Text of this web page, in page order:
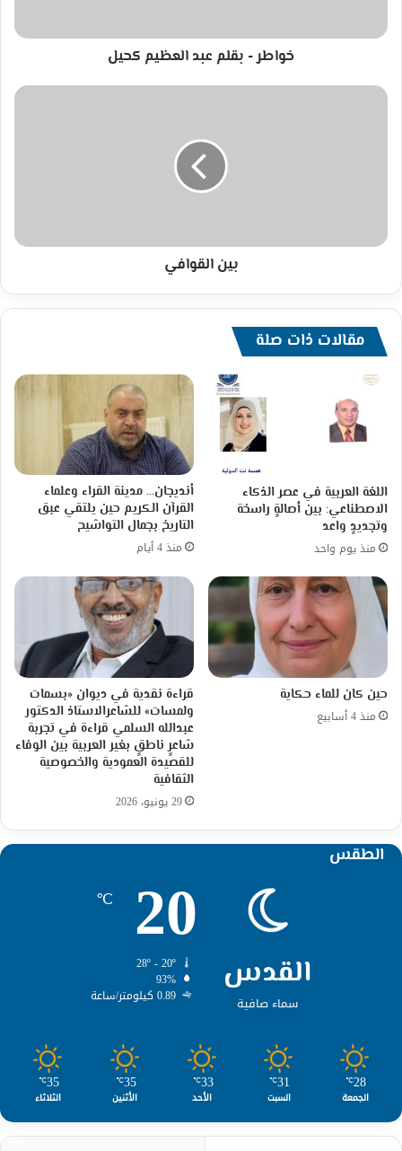
خواطر - بقلم عبد العظيم كحيل
بين
بين القوافي
مقالات ذات صلة
اللغة العربية في عصر الذكاء
الاصطناعي: بين أصالةٍ راسخة
وتجديدٍ واعد
منذ يوم واحد
أنديجان… مدينة القراء وعلماء
القرآن الكريم حين يلتقي عبق
التاريخ بجمال التواشيح
منذ 4 أيام
حين كان للماء حكاية
منذ 4 أسابيع
قراءة نقدية في ديوان «بسمات
ولمسات» للشاعرالاستاذ الدكتور
عبدالله السلمي قراءة في تجربة
شاعرٍ ناطقٍ بغير العربية بين الوفاء
للقصيدة العمودية والخصوصية
الثقافية
29 يونيو، 2026
الطقس
القدس
سماء صافية
20
℃
93%
0.89 كيلومتر/ساعة
28
℃
الجمعة
31
℃
السبت
33
℃
الأحد
35
℃
الأثنين
35
℃
الثلاثاء